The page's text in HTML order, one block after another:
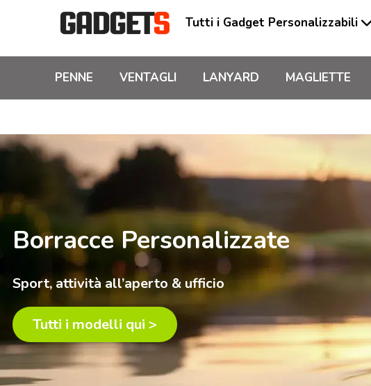
Tutti i Gadget Personalizzabili
PENNE VENTAGLI LANYARD MAGLIETTE
Borracce Personalizzate
Sport, attività all’aperto & ufficio
Tutti i modelli qui >